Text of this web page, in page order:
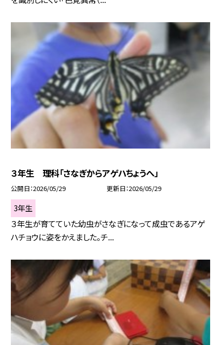
３年生 理科「さなぎからアゲハちょうへ」
公開日 2026/05/29 更新日 2026/05/29
3年生
３年生が育てていた幼虫がさなぎになって成虫であるアゲ
ハチョウに姿をかえました。チ...